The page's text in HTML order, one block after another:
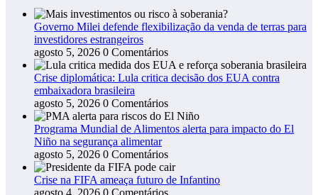
Governo Milei defende flexibilização da venda de terras para
investidores estrangeiros
agosto 5, 2026 0 Comentários
Crise diplomática: Lula critica decisão dos EUA contra
embaixadora brasileira
agosto 5, 2026 0 Comentários
Programa Mundial de Alimentos alerta para impacto do El
Niño na segurança alimentar
agosto 5, 2026 0 Comentários
Crise na FIFA ameaça futuro de Infantino
agosto 4, 2026 0 Comentários